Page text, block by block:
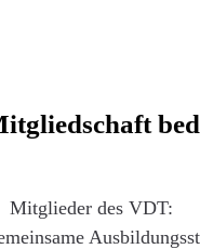
Mitglieder des VDT: